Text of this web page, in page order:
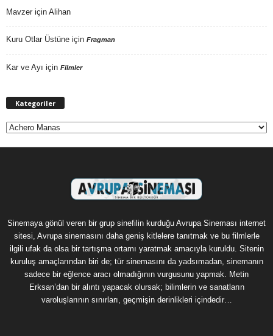
Mavzer için Alihan
Kuru Otlar Üstüne için Fragman
Kar ve Ayı için Filmler
Kategoriler
Kategoriler
Sinemaya gönül veren bir grup sinefilin kurduğu Avrupa Sineması internet
sitesi, Avrupa sinemasını daha geniş kitlelere tanıtmak ve bu filmlerle
ilgili ufak da olsa bir tartışma ortamı yaratmak amacıyla kuruldu. Sitenin
kuruluş amaçlarından biri de; tür sinemasını da yadsımadan, sinemanın
sadece bir eğlence aracı olmadığının vurgusunu yapmak. Metin
Erksan’dan bir alıntı yapacak olursak; bilimlerin ve sanatların
varoluşlarının sınırları, geçmişin derinlikleri içindedir…